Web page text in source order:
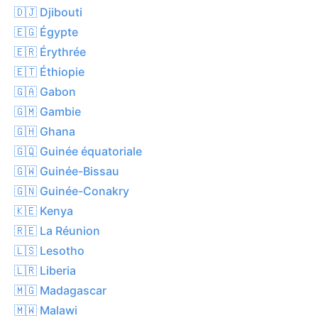
🇩🇯 Djibouti
🇪🇬 Égypte
🇪🇷 Érythrée
🇪🇹 Éthiopie
🇬🇦 Gabon
🇬🇲 Gambie
🇬🇭 Ghana
🇬🇶 Guinée équatoriale
🇬🇼 Guinée-Bissau
🇬🇳 Guinée-Conakry
🇰🇪 Kenya
🇷🇪 La Réunion
🇱🇸 Lesotho
🇱🇷 Liberia
🇲🇬 Madagascar
🇲🇼 Malawi